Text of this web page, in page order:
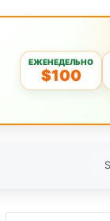
ЕЖЕНЕДЕЛЬНО
$100